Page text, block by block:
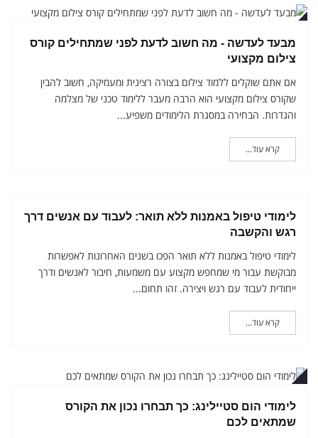
מבעד לעדשה - מה חשוב לדעת לפני שמתחילים קורס
צילום מקצועי
אם אתם שוקלים ללמוד צילום בצורה רצינית ומעמיקה, חשוב להבין
שקורס צילום מקצועי הוא הרבה מעבר ללימוד טכני של מצלמה
והגדרות. הבחירה במסגרת הלימודים משפיע...
קרא עוד...
לימודי טיפול באמנות ללא תואר: לעבוד עם אנשים דרך
רגש והקשבה
לימודי טיפול באמנות ללא תואר הפכו בשנים האחרונות לאפשרות
מבוקשת עבור מי שמחפש מקצוע עם משמעות, חיבור לאנשים ודרך
ייחודית לעבוד עם רגש ויצירה. זהו תחום...
קרא עוד...
לימודי הום סטיילינג: כך תבחרו נכון את הקורס
שמתאים לכם